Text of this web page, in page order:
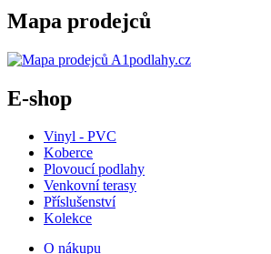
Mapa prodejců
E-shop
Vinyl - PVC
Koberce
Plovoucí podlahy
Venkovní terasy
Příslušenství
Kolekce
O nákupu